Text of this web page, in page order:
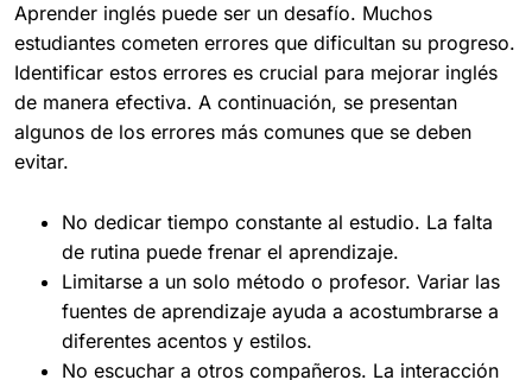
Aprender inglés puede ser un desafío. Muchos
estudiantes cometen errores que dificultan su progreso.
Identificar estos errores es crucial para mejorar inglés
de manera efectiva. A continuación, se presentan
algunos de los errores más comunes que se deben
evitar.
No dedicar tiempo constante al estudio. La falta
de rutina puede frenar el aprendizaje.
Limitarse a un solo método o profesor. Variar las
fuentes de aprendizaje ayuda a acostumbrarse a
diferentes acentos y estilos.
No escuchar a otros compañeros. La interacción